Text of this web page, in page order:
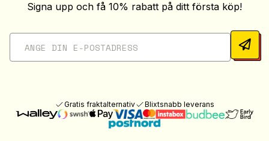
Signa upp och få 10% rabatt på ditt första köp!
Gratis fraktalternativ Blixtsnabb leverans